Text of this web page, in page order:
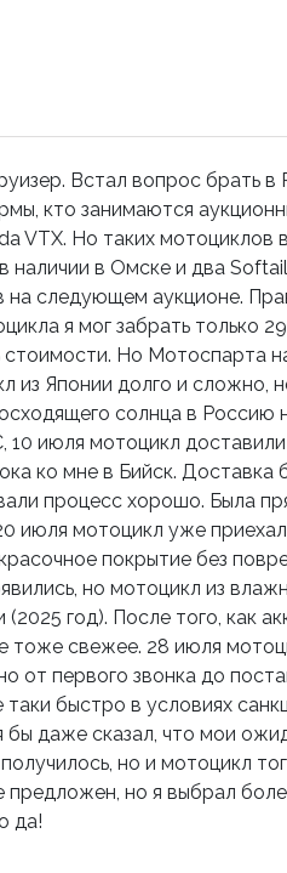
Встал вопрос брать в
кто занимаются
VTX. Но таких мотоциклов
наличии в Омске и два
на следующем аукционе.
я мог забрать только
стоимости. Но Мотоспарта
из Японии долго и сложно,
солнца в Россию
июля мотоцикл
ко мне в Бийск. Доставка
процесс хорошо. Была
июля мотоцикл уже приехал
покрытие без
но мотоцикл из
год). После того, как
тоже свежее. 28 июля
от первого звонка до
быстро в условиях
даже сказал, что мои
но и мотоцикл
но я выбрал
да!